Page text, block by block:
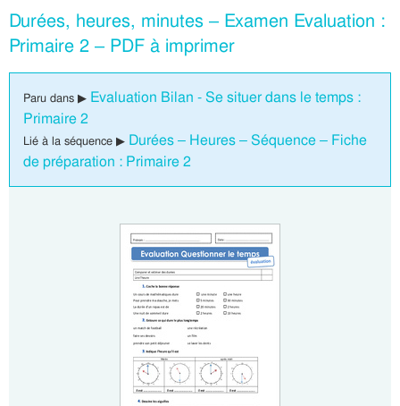
Durées, heures, minutes – Examen Evaluation :
Primaire 2 – PDF à imprimer
Paru dans ▶ Evaluation Bilan - Se situer dans le temps :
Primaire 2
Lié à la séquence ▶ Durées – Heures – Séquence – Fiche
de préparation : Primaire 2